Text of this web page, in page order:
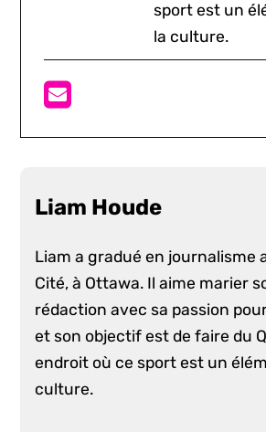
sport est un
la culture.
Liam Houde
Liam a gradué en journalisme
Cité, à Ottawa. Il aime marier
rédaction avec sa passion
et son objectif est de faire du
endroit où ce sport est un
culture.